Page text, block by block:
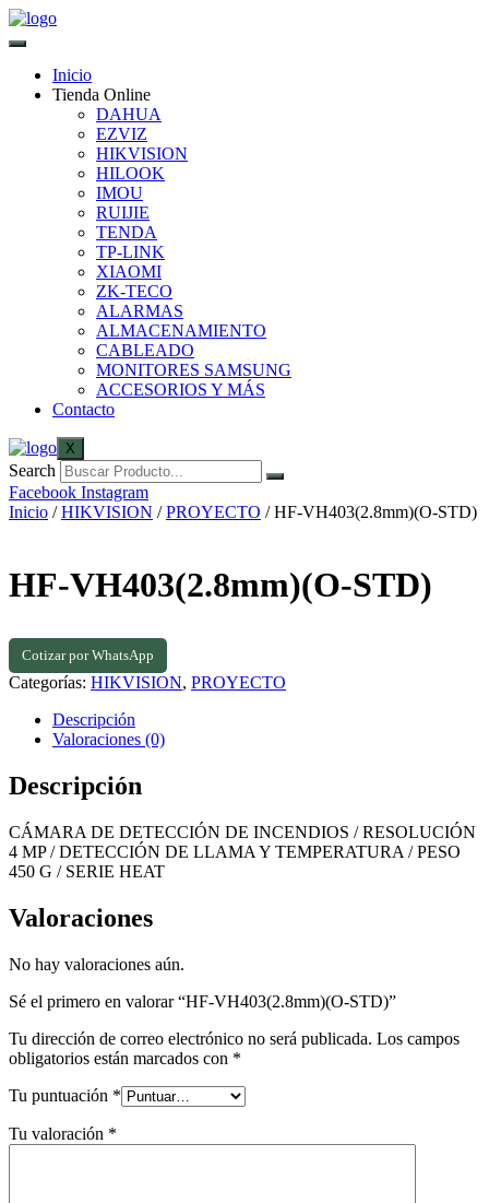
Inicio
Tienda Online
DAHUA
EZVIZ
HIKVISION
HILOOK
IMOU
RUIJIE
TENDA
TP-LINK
XIAOMI
ZK-TECO
ALARMAS
ALMACENAMIENTO
CABLEADO
MONITORES SAMSUNG
ACCESORIOS Y MÁS
Contacto
X
Search
Facebook Instagram
Inicio /HIKVISION /PROYECTO / HF-VH403(2.8mm)(O-STD)
HF-VH403(2.8mm)(O-STD)
Cotizar por WhatsApp
Categorías: HIKVISION, PROYECTO
Descripción
Valoraciones (0)
Descripción
CÁMARA DE DETECCIÓN DE INCENDIOS / RESOLUCIÓN
4 MP / DETECCIÓN DE LLAMA Y TEMPERATURA / PESO
450 G / SERIE HEAT
Valoraciones
No hay valoraciones aún.
Sé el primero en valorar “HF-VH403(2.8mm)(O-STD)”
Tu dirección de correo electrónico no será publicada. Los campos
obligatorios están marcados con *
Tu puntuación *
Tu valoración *